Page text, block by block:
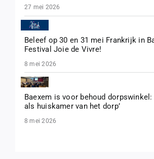
27 mei 2026
Beleef op 30 en 31 mei Frankrijk in
Festival Joie de Vivre!
8 mei 2026
Baexem is voor behoud dorpswinkel:
als huiskamer van het dorp’
8 mei 2026